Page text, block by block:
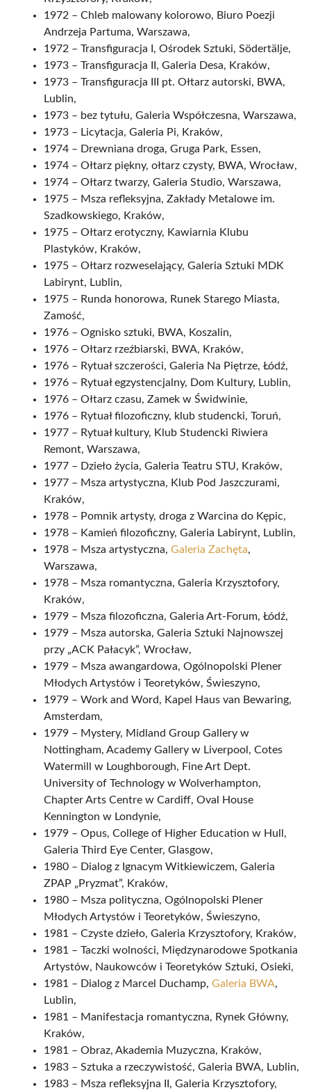
1972 – Chleb malowany kolorowo, Biuro Poezji
Andrzeja Partuma, Warszawa,
1972 – Transfiguracja I, Ośrodek Sztuki, Södertälje,
1973 – Transfiguracja II, Galeria Desa, Kraków,
1973 – Transfiguracja III pt. Ołtarz autorski, BWA,
Lublin,
1973 – bez tytułu, Galeria Współczesna, Warszawa,
1973 – Licytacja, Galeria Pi, Kraków,
1974 – Drewniana droga, Gruga Park, Essen,
1974 – Ołtarz piękny, ołtarz czysty, BWA, Wrocław,
1974 – Ołtarz twarzy, Galeria Studio, Warszawa,
1975 – Msza refleksyjna, Zakłady Metalowe im.
Szadkowskiego, Kraków,
1975 – Ołtarz erotyczny, Kawiarnia Klubu
Plastyków, Kraków,
1975 – Ołtarz rozweselający, Galeria Sztuki MDK
Labirynt, Lublin,
1975 – Runda honorowa, Runek Starego Miasta,
Zamość,
1976 – Ognisko sztuki, BWA, Koszalin,
1976 – Ołtarz rzeźbiarski, BWA, Kraków,
1976 – Rytuał szczerości, Galeria Na Piętrze, Łódź,
1976 – Rytuał egzystencjalny, Dom Kultury, Lublin,
1976 – Ołtarz czasu, Zamek w Świdwinie,
1976 – Rytuał filozoficzny, klub studencki, Toruń,
1977 – Rytuał kultury, Klub Studencki Riwiera
Remont, Warszawa,
1977 – Dzieło życia, Galeria Teatru STU, Kraków,
1977 – Msza artystyczna, Klub Pod Jaszczurami,
Kraków,
1978 – Pomnik artysty, droga z Warcina do Kępic,
1978 – Kamień filozoficzny, Galeria Labirynt, Lublin,
1978 – Msza artystyczna, Galeria Zachęta,
Warszawa,
1978 – Msza romantyczna, Galeria Krzysztofory,
Kraków,
1979 – Msza filozoficzna, Galeria Art-Forum, Łódź,
1979 – Msza autorska, Galeria Sztuki Najnowszej
przy „ACK Pałacyk”, Wrocław,
1979 – Msza awangardowa, Ogólnopolski Plener
Młodych Artystów i Teoretyków, Świeszyno,
1979 – Work and Word, Kapel Haus van Bewaring,
Amsterdam,
1979 – Mystery, Midland Group Gallery w
Nottingham, Academy Gallery w Liverpool, Cotes
Watermill w Loughborough, Fine Art Dept.
University of Technology w Wolverhampton,
Chapter Arts Centre w Cardiff, Oval House
Kennington w Londynie,
1979 – Opus, College of Higher Education w Hull,
Galeria Third Eye Center, Glasgow,
1980 – Dialog z Ignacym Witkiewiczem, Galeria
ZPAP „Pryzmat”, Kraków,
1980 – Msza polityczna, Ogólnopolski Plener
Młodych Artystów i Teoretyków, Świeszyno,
1981 – Czyste dzieło, Galeria Krzysztofory, Kraków,
1981 – Taczki wolności, Międzynarodowe Spotkania
Artystów, Naukowców i Teoretyków Sztuki, Osieki,
1981 – Dialog z Marcel Duchamp, Galeria BWA,
Lublin,
1981 – Manifestacja romantyczna, Rynek Główny,
Kraków,
1981 – Obraz, Akademia Muzyczna, Kraków,
1983 – Sztuka a rzeczywistość, Galeria BWA, Lublin,
1983 – Msza refleksyjna II, Galeria Krzysztofory,